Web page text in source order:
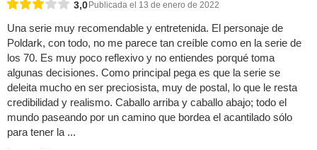
3,0 Publicada el 13 de enero de 2022
Una serie muy recomendable y entretenida. El personaje de
Poldark, con todo, no me parece tan creíble como en la serie de
los 70. Es muy poco reflexivo y no entiendes porqué toma
algunas decisiones. Como principal pega es que la serie se
deleita mucho en ser preciosista, muy de postal, lo que le resta
credibilidad y realismo. Caballo arriba y caballo abajo; todo el
mundo paseando por un camino que bordea el acantilado sólo
para tener la ...